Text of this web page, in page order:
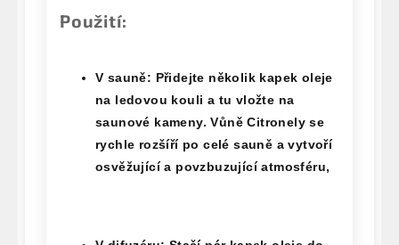
Použití:
V sauně: Přidejte několik kapek oleje
na ledovou kouli a tu vložte na
saunové kameny. Vůně Citronely se
rychle rozšíří po celé sauně a vytvoří
osvěžující a povzbuzující atmosféru,